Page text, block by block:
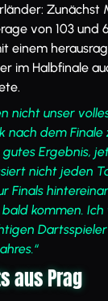
Zunächst
von 103 und
einem
im Halbfinale
nicht unser
nach dem Finale
gutes Ergebnis,
nicht jeden
Finals
kommen.
aus Prag